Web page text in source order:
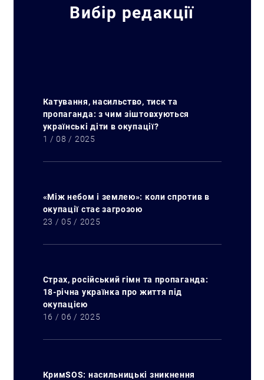
Вибір редакції
Катування, насильство, тиск та
пропаганда: з чим зіштовхуються
українські діти в окупації?
1 / 08 / 2025
«Між небом і землею»: коли спротив в
окупації стає загрозою
23 / 05 / 2025
Страх, російський гімн та пропаганда:
18-річна українка про життя під
окупацією
16 / 06 / 2025
КримSOS: насильницькі зникнення